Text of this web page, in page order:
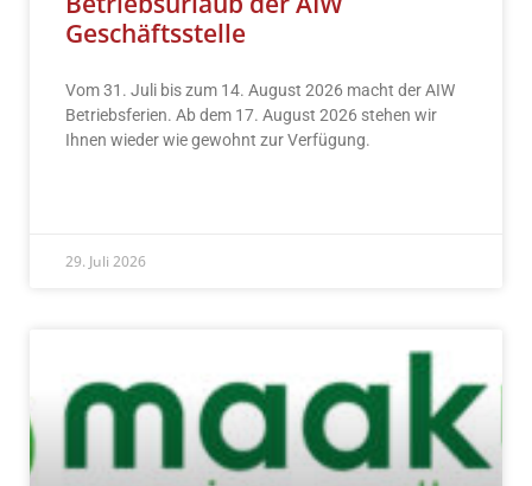
Geschäftsstelle
Vom 31. Juli bis zum 14. August 2026 macht der AIW
Betriebsferien. Ab dem 17. August 2026 stehen wir
Ihnen wieder wie gewohnt zur Verfügung.
29. Juli 2026